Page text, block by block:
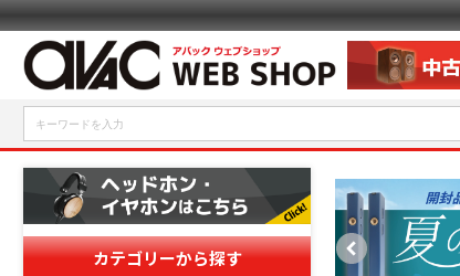
カテゴリーから探す